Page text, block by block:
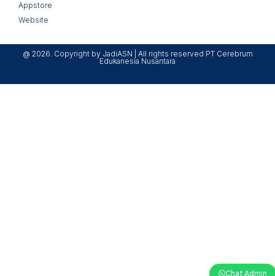
Appstore
Website
@ 2026. Copyright by JadiASN | All rights reserved PT Cerebrum
Edukanesia Nusantara
Chat Admin